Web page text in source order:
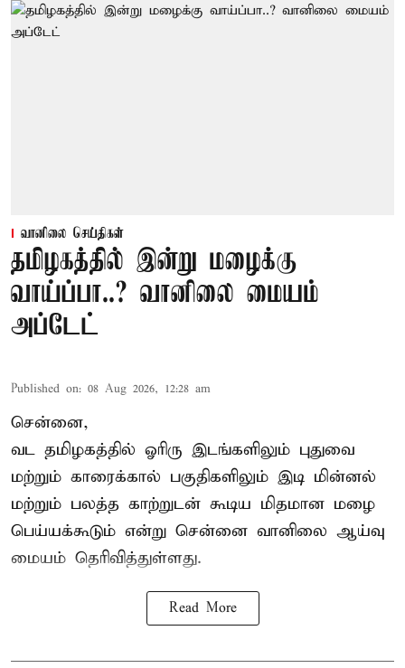
வானிலை செய்திகள்
தமிழகத்தில் இன்று மழைக்கு
வாய்ப்பா..? வானிலை மையம்
அப்டேட்
Published on: 08 Aug 2026, 12:28 am
சென்னை,
வட தமிழகத்தில் ஓரிரு இடங்களிலும் புதுவை
மற்றும் காரைக்கால் பகுதிகளிலும் இடி மின்னல்
மற்றும் பலத்த காற்றுடன் கூடிய மிதமான மழை
பெய்யக்கூடும் என்று சென்னை வானிலை ஆய்வு
மையம் தெரிவித்துள்ளது.
Read More